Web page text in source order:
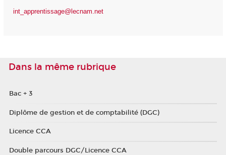
int_apprentissage@lecnam.net
Dans la même rubrique
Bac + 3
Diplôme de gestion et de comptabilité (DGC)
Licence CCA
Double parcours DGC/Licence CCA